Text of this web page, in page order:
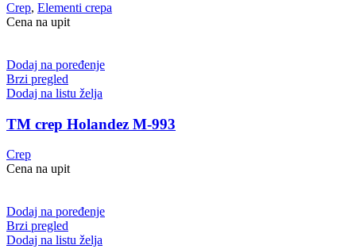
Crep, Elementi crepa
Cena na upit
Dodaj na poređenje
Brzi pregled
Dodaj na listu želja
TM crep Holandez M-993
Crep
Cena na upit
Dodaj na poređenje
Brzi pregled
Dodaj na listu želja